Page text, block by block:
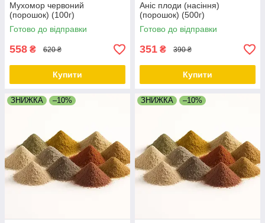
Мухомор червоний
(порошок) (100г)
Готово до відправки
558 ₴ 620 ₴
Купити
Аніс плоди (насіння)
(порошок) (500г)
Готово до відправки
351 ₴ 390 ₴
Купити
ЗНИЖКА –10% ЗНИЖКА –10%